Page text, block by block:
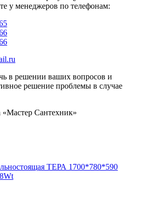
у менеджеров по телефонам:
в решении ваших вопросов и
решение проблемы в случае
Сантехник»
ТЕРА 1700*780*590